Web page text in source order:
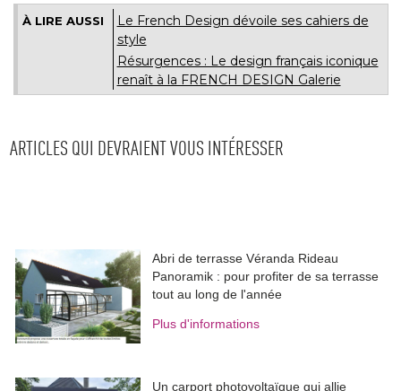
À LIRE AUSSI
Le French Design dévoile ses cahiers de
style
Résurgences : Le design français iconique
renaît à la FRENCH DESIGN Galerie
ARTICLES QUI DEVRAIENT VOUS INTÉRESSER
Abri de terrasse Véranda Rideau
Panoramik : pour profiter de sa terrasse
tout au long de l'année
Plus d'informations
Un carport photovoltaïque qui allie